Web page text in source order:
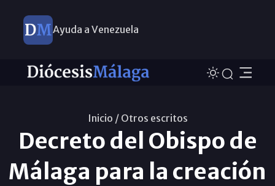
Ayuda a Venezuela
Inicio / Otros escritos
Decreto del Obispo de
Málaga para la creación